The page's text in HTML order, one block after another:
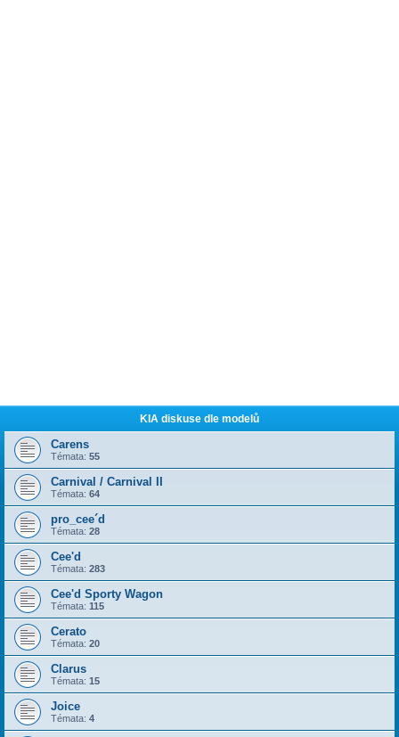
KIA diskuse dle modelů
Carens
Témata: 55
Carnival / Carnival II
Témata: 64
pro_cee´d
Témata: 28
Cee'd
Témata: 283
Cee'd Sporty Wagon
Témata: 115
Cerato
Témata: 20
Clarus
Témata: 15
Joice
Témata: 4